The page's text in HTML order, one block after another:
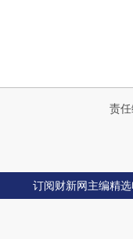
责
订阅财新网主编精